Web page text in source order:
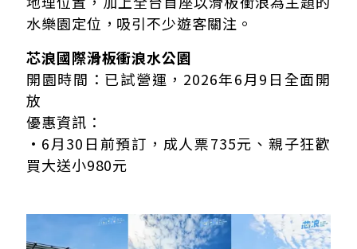
水樂園定位，吸引不少遊客關注。
芯浪國際滑板衝浪水公園
開園時間：已試營運，2026年6月9日全面開
放
優惠資訊：
•6月30日前預訂，成人票735元、親子狂歡
買大送小980元